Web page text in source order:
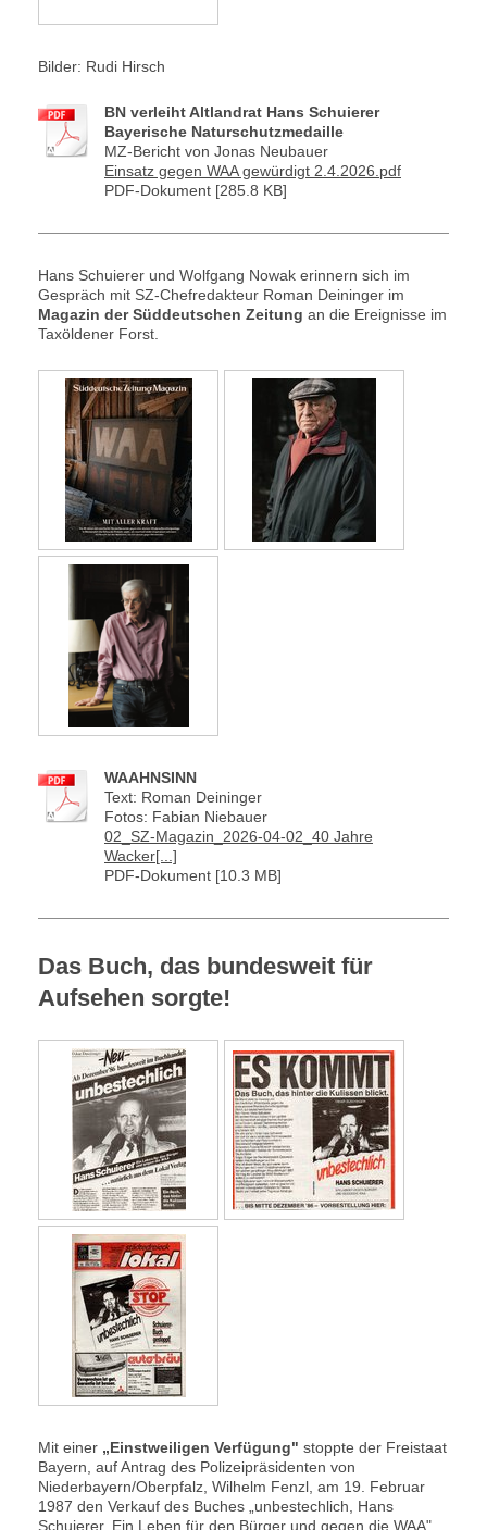
Bilder: Rudi Hirsch
BN verleiht Altlandrat Hans Schuierer
Bayerische Naturschutzmedaille
MZ-Bericht von Jonas Neubauer
Einsatz gegen WAA gewürdigt 2.4.2026.pdf
PDF-Dokument [285.8 KB]
Hans Schuierer und Wolfgang Nowak erinnern sich im
Gespräch mit SZ-Chefredakteur Roman Deininger im
Magazin der Süddeutschen Zeitung an die Ereignisse im
Taxöldener Forst.
WAAHNSINN
Text: Roman Deininger
Fotos: Fabian Niebauer
02_SZ-Magazin_2026-04-02_40 Jahre
Wacker[...]
PDF-Dokument [10.3 MB]
Das Buch, das bundesweit für
Aufsehen sorgte!
Mit einer „Einstweiligen Verfügung" stoppte der Freistaat
Bayern, auf Antrag des Polizeipräsidenten von
Niederbayern/Oberpfalz, Wilhelm Fenzl, am 19. Februar
1987 den Verkauf des Buches „unbestechlich, Hans
Schuierer. Ein Leben für den Bürger und gegen die WAA" .